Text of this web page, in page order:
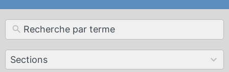
Sections
12
results